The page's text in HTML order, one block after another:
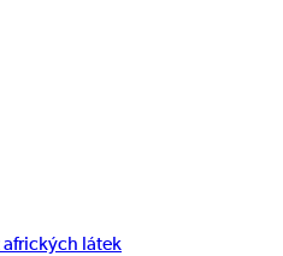
afrických látek